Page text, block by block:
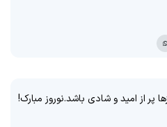
پر از امید و شادی باشد.نوروز مبارک!